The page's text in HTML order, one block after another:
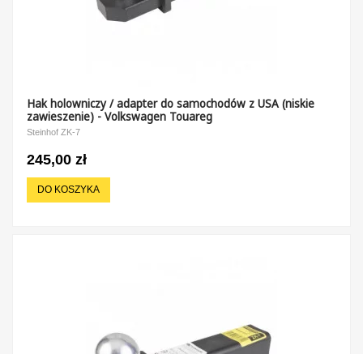
Hak holowniczy / adapter do samochodów z USA (niskie
zawieszenie) - Volkswagen Touareg
Steinhof ZK-7
245,00 zł
DO KOSZYKA